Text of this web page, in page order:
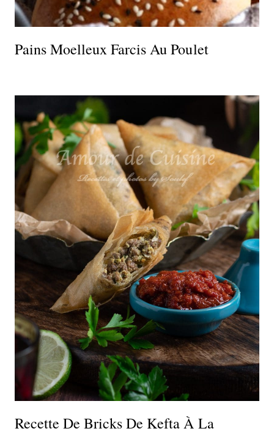
Pains Moelleux Farcis Au Poulet
Recette De Bricks De Kefta À La